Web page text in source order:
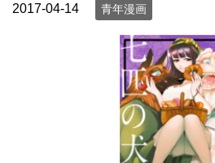
2017-04-14 青年漫画